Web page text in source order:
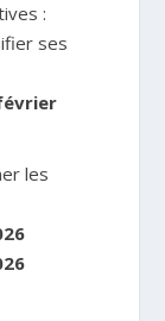
:
ses
les